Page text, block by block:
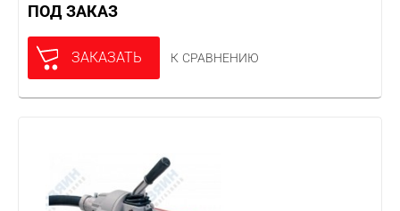
ПОД ЗАКАЗ
ЗАКАЗАТЬ К СРАВНЕНИЮ